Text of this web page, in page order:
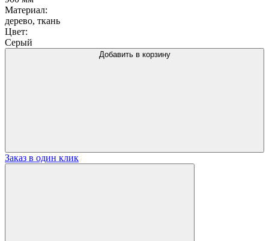
Материал:
дерево, ткань
Цвет:
Серый
Добавить в корзину
Заказ в один клик